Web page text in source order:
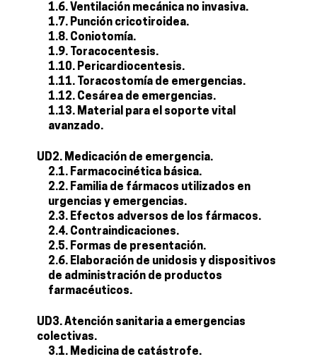
1.6. Ventilación mecánica no invasiva.
1.7. Punción cricotiroidea.
1.8. Coniotomía.
1.9. Toracocentesis.
1.10. Pericardiocentesis.
1.11. Toracostomía de emergencias.
1.12. Cesárea de emergencias.
1.13. Material para el soporte vital
avanzado.
UD2. Medicación de emergencia.
2.1. Farmacocinética básica.
2.2. Familia de fármacos utilizados en
urgencias y emergencias.
2.3. Efectos adversos de los fármacos.
2.4. Contraindicaciones.
2.5. Formas de presentación.
2.6. Elaboración de unidosis y dispositivos
de administración de productos
farmacéuticos.
UD3. Atención sanitaria a emergencias
colectivas.
3.1. Medicina de catástrofe.